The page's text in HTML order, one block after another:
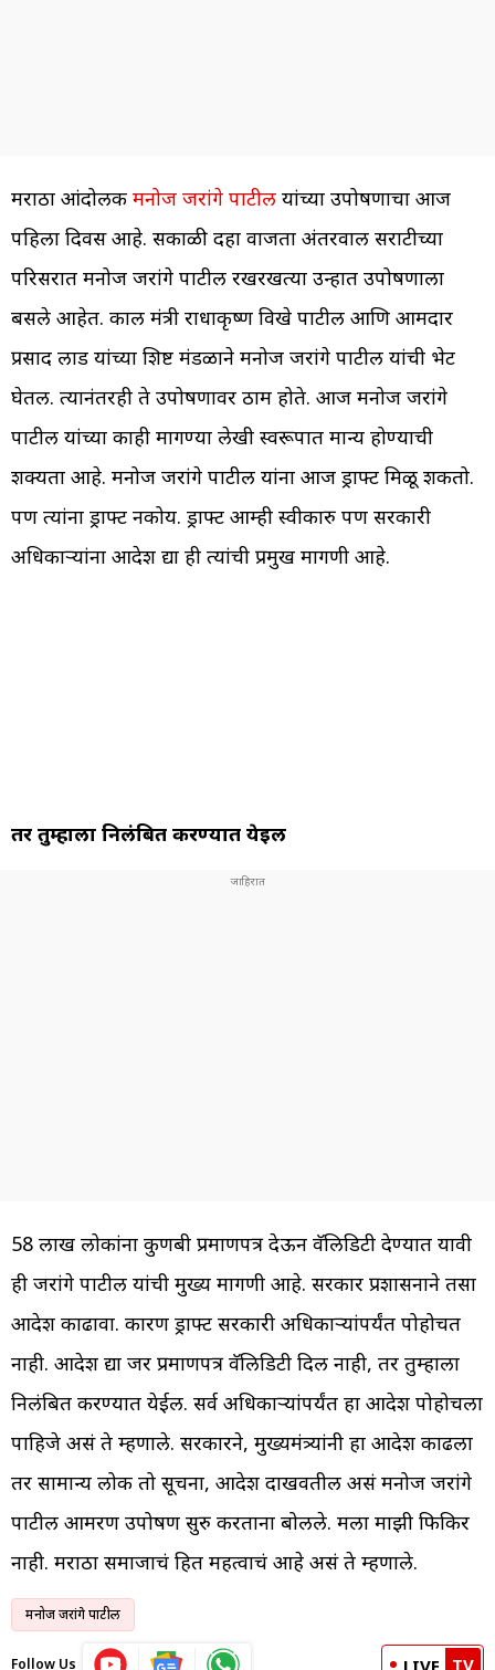
मराठा आंदोलक मनोज जरांगे पाटील यांच्या उपोषणाचा आज
पहिला दिवस आहे. सकाळी दहा वाजता अंतरवाली सराटीच्या
परिसरात मनोज जरांगे पाटील रखरखत्या उन्हात उपोषणाला
बसले आहेत. काल मंत्री राधाकृष्ण विखे पाटील आणि आमदार
प्रसाद लाड यांच्या शिष्ट मंडळाने मनोज जरांगे पाटील यांची भेट
घेतली. त्यानंतरही ते उपोषणावर ठाम होते. आज मनोज जरांगे
पाटील यांच्या काही मागण्या लेखी स्वरूपात मान्य होण्याची
शक्यता आहे. मनोज जरांगे पाटील यांना आज ड्राफ्ट मिळू शकतो.
पण त्यांना ड्राफ्ट नकोय. ड्राफ्ट आम्ही स्वीकारु पण सरकारी
अधिकाऱ्यांना आदेश द्या ही त्यांची प्रमुख मागणी आहे.
तर तुम्हाला निलंबित करण्यात येईल
58 लाख लोकांना कुणबी प्रमाणपत्र देऊन वॅलिडिटी देण्यात यावी
ही जरांगे पाटील यांची मुख्य मागणी आहे. सरकार प्रशासनाने तसा
आदेश काढावा. कारण ड्राफ्ट सरकारी अधिकाऱ्यांपर्यंत पोहोचत
नाही. आदेश द्या जर प्रमाणपत्र वॅलिडिटी दिली नाही, तर तुम्हाला
निलंबित करण्यात येईल. सर्व अधिकाऱ्यांपर्यंत हा आदेश पोहोचला
पाहिजे असं ते म्हणाले. सरकारने, मुख्यमंत्र्यांनी हा आदेश काढला
तर सामान्य लोक तो सूचना, आदेश दाखवतील असं मनोज जरांगे
पाटील आमरण उपोषण सुरु करताना बोलले. मला माझी फिकिर
नाही. मराठा समाजाचं हित महत्वाचं आहे असं ते म्हणाले.
मनोज जरांगे पाटील
Follow Us TV